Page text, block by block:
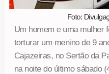
Foto:
Um homem e uma mulher
torturar um menino de 9
Cajazeiras, no Sertão da
na noite do último sábado